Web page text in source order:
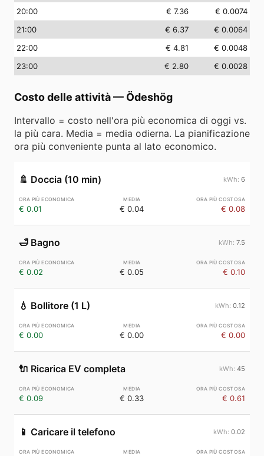
20:00 € 7.36
€ 0.0074
21:00 € 6.37
€ 0.0064
22:00 € 4.81
€ 0.0048
23:00 € 2.80 € 0.0028
Costo delle attività— Ödeshög
Intervallo = costo nell'ora più economica di oggi vs.
la più cara. Media = media odierna. La pianificazione
ora più conveniente punta al lato economico.
🚿 Doccia (10 min) 6
€ 0.01 € 0.04 € 0.08
🛁 Bagno 7.5
€ 0.02 € 0.05 € 0.10
💧 Bollitore (1 L) 0.12
€ 0.00 € 0.00 € 0.00
🔌 Ricarica EV completa 45
€ 0.09 € 0.33 € 0.61
📱 Caricare il telefono 0.02